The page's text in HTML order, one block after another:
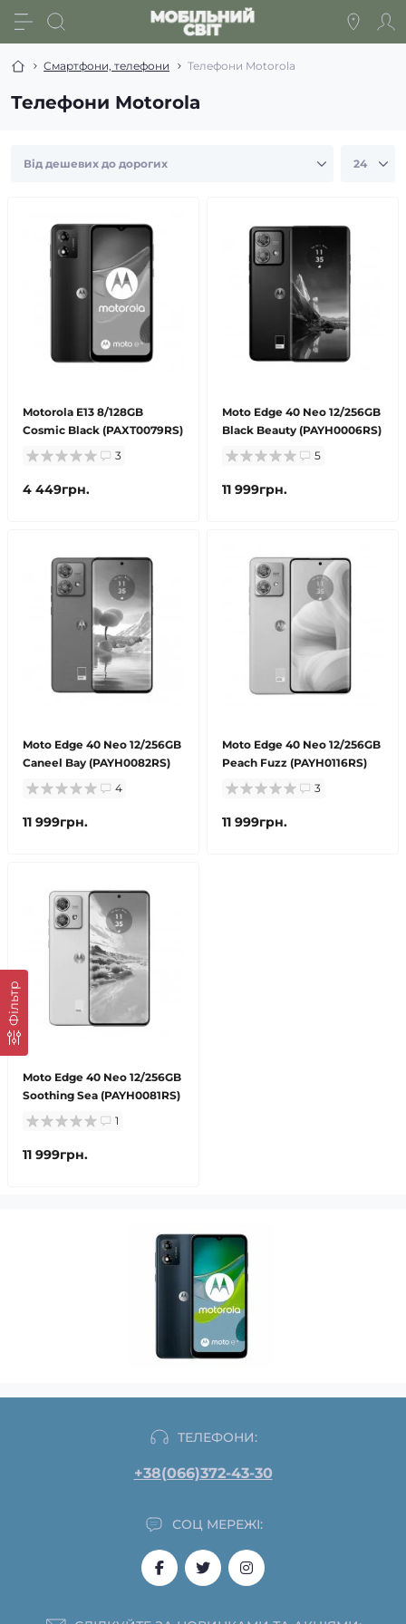
Смартфони, телефони Телефони Motorola
Телефони Motorola
Фільтр
Motorola E13 8/128GB
Cosmic Black (PAXT0079RS)
3
4 449грн.
Moto Edge 40 Neo 12/256GB
Black Beauty (PAYH0006RS)
5
11 999грн.
Moto Edge 40 Neo 12/256GB
Caneel Bay (PAYH0082RS)
4
11 999грн.
Moto Edge 40 Neo 12/256GB
Peach Fuzz (PAYH0116RS)
3
11 999грн.
Moto Edge 40 Neo 12/256GB
Soothing Sea (PAYH0081RS)
1
11 999грн.
ТЕЛЕФОНИ:
+38(066)372-43-30
СОЦ МЕРЕЖІ: